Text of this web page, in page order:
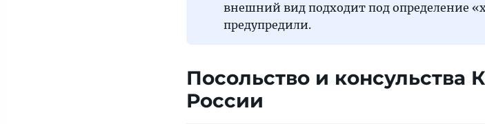
внешний вид подходит под определение
предупредили.
Посольство и консульства
России